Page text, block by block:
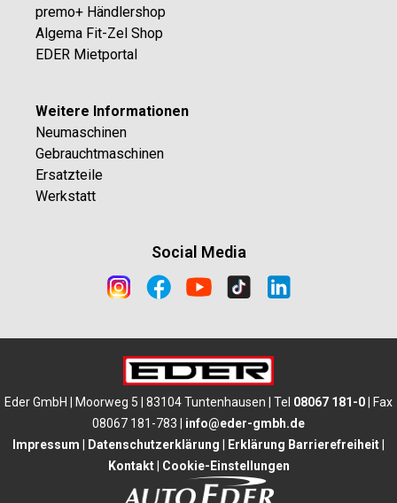
premo+ Händlershop
Algema Fit-Zel Shop
EDER Mietportal
Weitere Informationen
Neumaschinen
Gebrauchtmaschinen
Ersatzteile
Werkstatt
Social Media
Eder GmbH | Moorweg 5 | 83104 Tuntenhausen | Tel 08067 181-0 | Fax
08067 181-783 | info@eder-gmbh.de
Impressum
Datenschutzerklärung Erklärung Barrierefreiheit
Kontakt| Cookie-Einstellungen